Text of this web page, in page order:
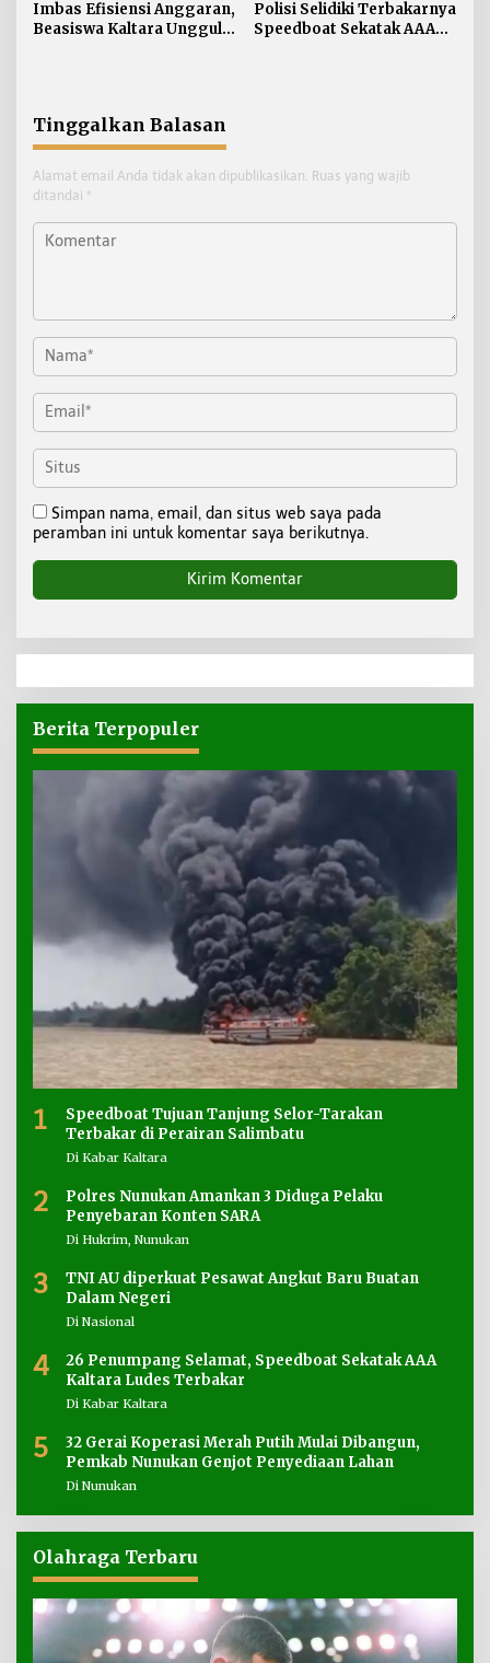
Imbas Efisiensi Anggaran,
Beasiswa Kaltara Unggul
Polisi Selidiki Terbakarnya
Speedboat Sekatak AAA
Tinggalkan Balasan
Alamat email Anda tidak akan dipublikasikan. Ruas yang wajib
ditandai *
Simpan nama, email, dan situs web saya pada
peramban ini untuk komentar saya berikutnya.
Berita Terpopuler
1
Speedboat Tujuan Tanjung Selor-Tarakan
Terbakar di Perairan Salimbatu
Di Kabar Kaltara
2
Polres Nunukan Amankan 3 Diduga Pelaku
Penyebaran Konten SARA
Di Hukrim, Nunukan
3
TNI AU diperkuat Pesawat Angkut Baru Buatan
Dalam Negeri
Di Nasional
4
26 Penumpang Selamat, Speedboat Sekatak AAA
Kaltara Ludes Terbakar
Di Kabar Kaltara
5
32 Gerai Koperasi Merah Putih Mulai Dibangun,
Pemkab Nunukan Genjot Penyediaan Lahan
Di Nunukan
Olahraga Terbaru